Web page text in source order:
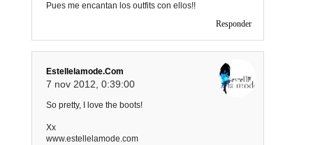
Pues me encantan los outfits con ellos!!
Responder
Estellelamode.com
7 nov 2012, 0:39:00
So pretty, I love the boots!
Xx
www.estellelamode.com